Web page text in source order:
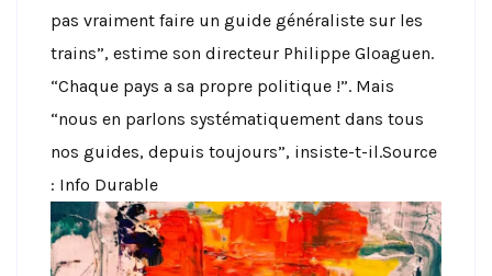
pas vraiment faire un guide généraliste sur les
trains”, estime son directeur Philippe Gloaguen.
“Chaque pays a sa propre politique !”. Mais
“nous en parlons systématiquement dans tous
nos guides, depuis toujours”, insiste-t-il.Source
: Info Durable